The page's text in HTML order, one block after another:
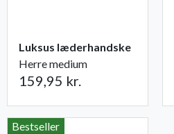
Luksus læderhandske
Herre medium
159,95 kr.
Bestseller